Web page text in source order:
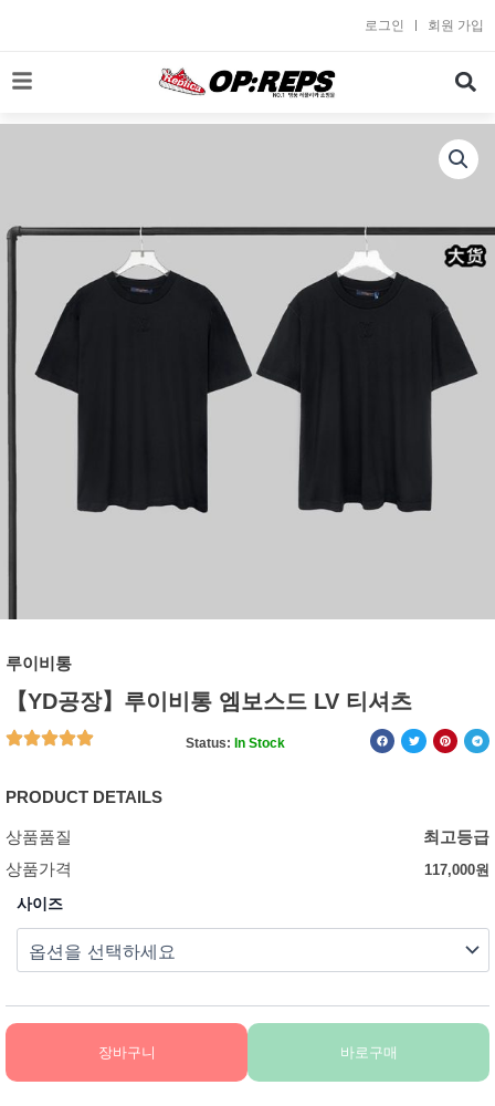
로
로그인 회원 가입
루이비통
【YD공장】루이비통 엠보스드 LV 티셔츠
Status: In Stock
PRODUCT DETAILS
상품품질
최고등급
상품가격
117,000원
사이즈
장바구니 바로구매